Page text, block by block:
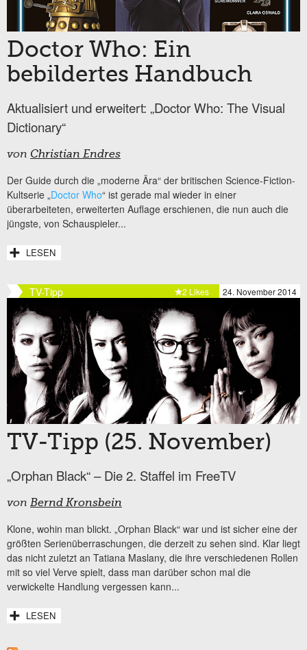
Doctor Who: Ein
bebildertes Handbuch
Aktualisiert und erweitert: „Doctor Who: The Visual
Dictionary“
von Christian Endres
Der Guide durch die „moderne Ära“ der britischen Science-Fiction-
Kultserie „Doctor Who“ ist gerade mal wieder in einer
überarbeiteten, erweiterten Auflage erschienen, die nun auch die
jüngste, von Schauspieler...
LESEN
TV-Tipp 24. November 2014
2 Likes
TV-Tipp (25. November)
„Orphan Black“ – Die 2. Staffel im FreeTV
von Bernd Kronsbein
Klone, wohin man blickt. „Orphan Black“ war und ist sicher eine der
größten Serienüberraschungen, die derzeit zu sehen sind. Klar liegt
das nicht zuletzt an Tatiana Maslany, die ihre verschiedenen Rollen
mit so viel Verve spielt, dass man darüber schon mal die
verwickelte Handlung vergessen kann...
LESEN